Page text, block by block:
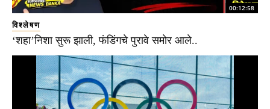
00:12:58
विश्लेषण
‘शहा’निशा सुरू झाली, फंडिंगचे पुरावे समोर आले..